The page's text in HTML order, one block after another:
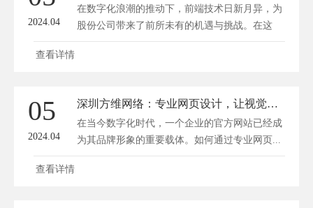
2024.04
在数字化浪潮的推动下，前端技术日新月异，为
股份公司带来了前所未有的机遇与挑战。在这
个...
查看详情
05
2024.04
深圳方维网络：专业网页设计，让视觉效果掷地有声
在当今数字化时代，一个企业的官方网站已经成
为其品牌形象的重要载体。如何通过专业网页...
查看详情